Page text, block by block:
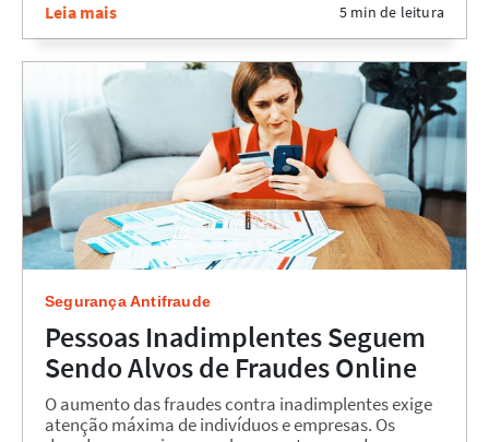
Leia mais 5 min de leitura
Segurança Antifraude
Pessoas Inadimplentes Seguem
Sendo Alvos de Fraudes Online
O aumento das fraudes contra inadimplentes exige
atenção máxima de indivíduos e empresas. Os